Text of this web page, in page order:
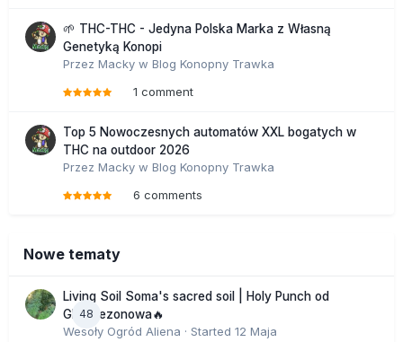
🌱 THC-THC - Jedyna Polska Marka z Własną
Genetyką Konopi
Przez Macky w Blog Konopny Trawka
1 comment
Top 5 Nowoczesnych automatów XXL bogatych w
THC na outdoor 2026
Przez Macky w Blog Konopny Trawka
6 comments
Nowe tematy
48
Living Soil Soma's sacred soil | Holy Punch od
GHS sezonowa🔥
Wesoły Ogród Aliena · Started 12 Maja